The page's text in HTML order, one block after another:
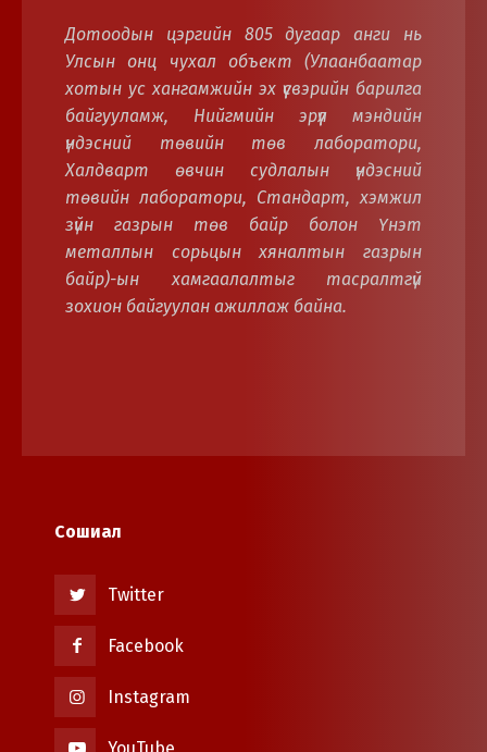
Дотоодын цэргийн 805 дугаар анги нь
Улсын онц чухал объект (Улаанбаатар
хотын ус хангамжийн эх үүсвэрийн барилга
байгууламж, Нийгмийн эрүүл мэндийн
үндэсний төвийн төв лаборатори,
Халдварт өвчин судлалын үндэсний
төвийн лаборатори, Стандарт, хэмжил
зүйн газрын төв байр болон Үнэт
металлын сорьцын хяналтын газрын
байр)-ын хамгаалалтыг тасралтгүй
зохион байгуулан ажиллаж байна.
Сошиал
Twitter
Facebook
Instagram
YouTube